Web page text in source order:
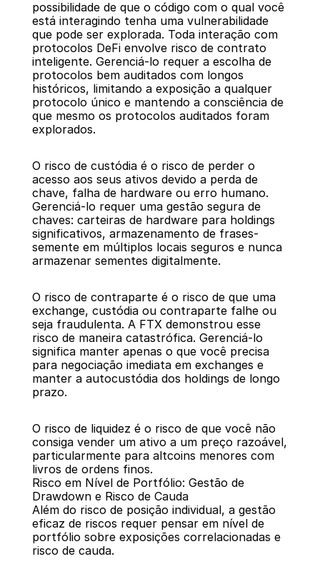
possibilidade de que o código com o qual você
está interagindo tenha uma vulnerabilidade
que pode ser explorada. Toda interação com
protocolos DeFi envolve risco de contrato
inteligente. Gerenciá-lo requer a escolha de
protocolos bem auditados com longos
históricos, limitando a exposição a qualquer
protocolo único e mantendo a consciência de
que mesmo os protocolos auditados foram
explorados.
O risco de custódia é o risco de perder o
acesso aos seus ativos devido a perda de
chave, falha de hardware ou erro humano.
Gerenciá-lo requer uma gestão segura de
chaves: carteiras de hardware para holdings
significativos, armazenamento de frases-
semente em múltiplos locais seguros e nunca
armazenar sementes digitalmente.
O risco de contraparte é o risco de que uma
exchange, custódia ou contraparte falhe ou
seja fraudulenta. A FTX demonstrou esse
risco de maneira catastrófica. Gerenciá-lo
significa manter apenas o que você precisa
para negociação imediata em exchanges e
manter a autocustódia dos holdings de longo
prazo.
O risco de liquidez é o risco de que você não
consiga vender um ativo a um preço razoável,
particularmente para altcoins menores com
livros de ordens finos.
Risco em Nível de Portfólio: Gestão de
Drawdown e Risco de Cauda
Além do risco de posição individual, a gestão
eficaz de riscos requer pensar em nível de
portfólio sobre exposições correlacionadas e
risco de cauda.